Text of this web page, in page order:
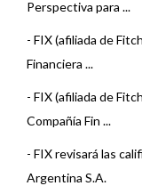
Perspectiva para ...
- FIX (afiliada de
Financiera ...
- FIX (afiliada de
Compañía Fin ...
- FIX revisará las
Argentina S.A.